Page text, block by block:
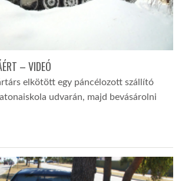
– VIDEÓ
elkötött egy páncélozott szállító
udvarán, majd bevásárolni